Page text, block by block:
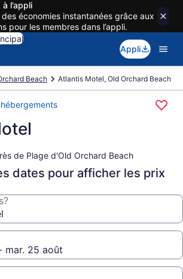
l’appli
économies instantanées grâce aux
pour les membres dans l’appli.
Appli
Beach Atlantis Motel, Old Orchard Beach
de Plage d'Old Orchard Beach
dates pour afficher les prix
mar. 25 août